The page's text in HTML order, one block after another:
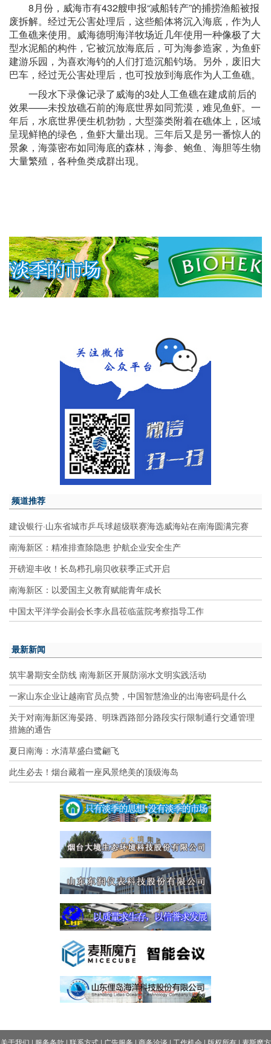
8月份，威海市有432艘申报“减船转产”的捕捞渔船被报
废拆解。经过无公害处理后，这些船体将沉入海底，作为人
工鱼礁来使用。威海德明海洋牧场近几年使用一种像极了大
型水泥船的构件，它被沉放海底后，可为海参造家，为鱼虾
建游乐园，为喜欢海钓的人们打造沉船钓场。另外，废旧大
巴车，经过无公害处理后，也可投放到海底作为人工鱼礁。
一段水下录像记录了威海的3处人工鱼礁在建成前后的
效果——未投放礁石前的海底世界如同荒漠，难见鱼虾。一
年后，水底世界便生机勃勃，大型藻类附着在礁体上，区域
呈现鲜艳的绿色，鱼虾大量出现。三年后又是另一番惊人的
景象，海藻密布如同海底的森林，海参、鲍鱼、海胆等生物
大量繁殖，各种鱼类成群出现。
频道推荐
建设银行·山东省城市乒乓球超级联赛海选威海站在南海圆满完赛
南海新区：精准排查除隐患 护航企业安全生产
开磅迎丰收！长岛栉孔扇贝收获季正式开启
南海新区：以爱国主义教育赋能青年成长
中国太平洋学会副会长李永昌莅临蓝院考察指导工作
最新新闻
筑牢暑期安全防线 南海新区开展防溺水文明实践活动
一家山东企业让越南官员点赞，中国智慧渔业的出海密码是什么
关于对南海新区海晏路、明珠西路部分路段实行限制通行交通管理
措施的通告
夏日南海：水清草盛白鹭翩飞
此生必去！烟台藏着一座风景绝美的顶级海岛